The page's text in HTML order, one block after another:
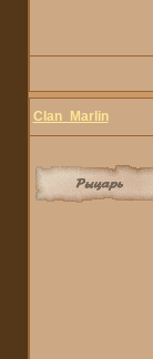
Clan_Marlin